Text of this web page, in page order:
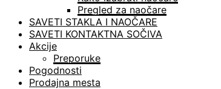
Pregled za naočare
SAVETI STAKLA I NAOČARE
SAVETI KONTAKTNA SOČIVA
Akcije
Preporuke
Pogodnosti
Prodajna mesta